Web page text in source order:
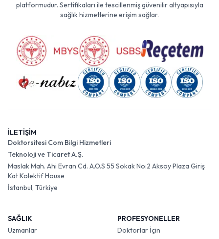
platformudur. Sertifikaları ile tescillenmiş güvenilir altyapısıyla
sağlık hizmetlerine erişim sağlar.
İLETİŞİM
Doktorsitesi Com Bilgi Hizmetleri
Teknoloji ve Ticaret A.Ş.
Maslak Mah. Ahi Evran Cd. A.O.S 55 Sokak No:2 Aksoy Plaza Giriş
Kat Kolektif House
İstanbul, Türkiye
SAĞLIK
Uzmanlar
PROFESYONELLER
Doktorlar İçin